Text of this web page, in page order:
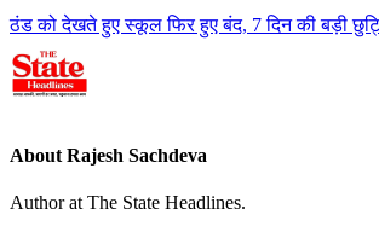
ठंड को देखते हुए स्कूल फिर हुए बंद, 7 दिन की बड़ी
About Rajesh Sachdeva
Author at The State Headlines.